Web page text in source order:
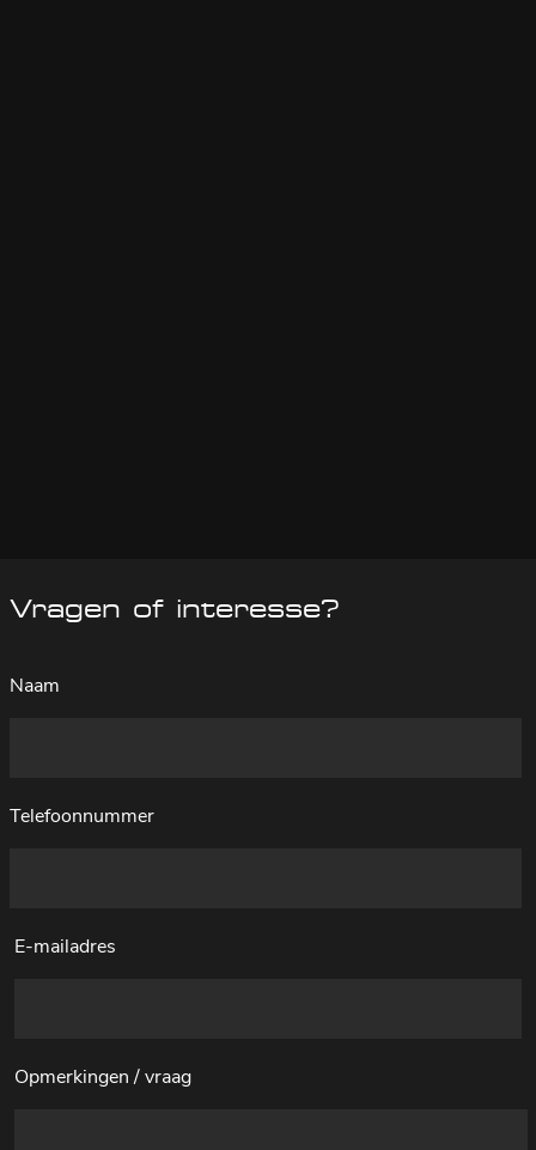
Vragen of interesse?
Naam
Telefoonnummer
E-mailadres
Opmerkingen / vraag